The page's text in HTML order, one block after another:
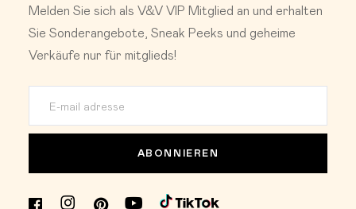
Melden Sie sich als V&V VIP Mitglied an und erhalten
Sie Sonderangebote, Sneak Peeks und geheime
Verkäufe nur für mitglieds!
ABONNIEREN